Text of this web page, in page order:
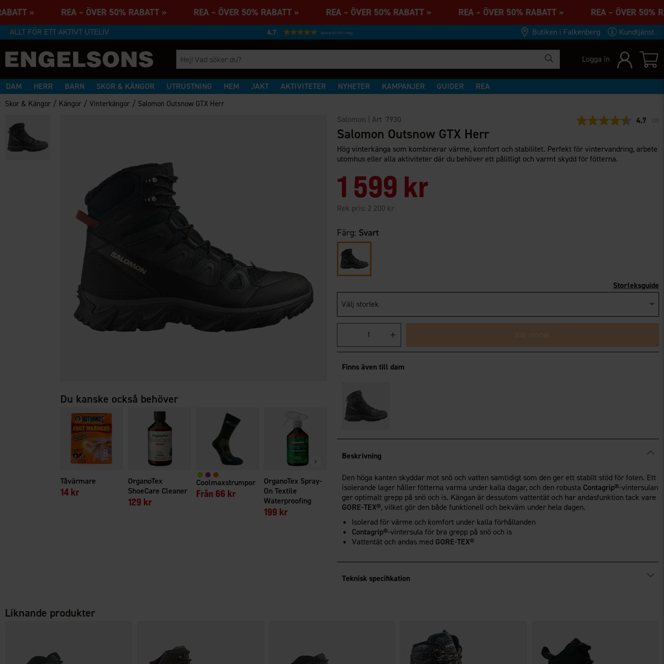
» REA – ÖVER 50% RABATT » REA – ÖVER 50% RABATT » REA – ÖVER 50% RABATT » REA – ÖVER 50% RABATT » REA – ÖVER
ALLT FÖR ETT AKTIVT UTELIV 4.7 Baserat på 27231 betyg Butiken i Falkenberg Kundtjänst
Logga in
DAM HERR BARN SKOR & KÄNGOR UTRUSTNING HEM JAKT AKTIVITETER NYHETER KAMPANJER GUIDER REA
Skor & Kängor / Kängor /Vinterkängor / Salomon Outsnow GTX Herr
Du kanske också behöver
Tåvärmare
14 kr
OrganoTex
ShoeCare Cleaner
129 kr
Coolmaxstrumpor
Från 66 kr
OrganoTex Spray-
On Textile
Waterproofing
199 kr
Therm-ic Dryer
Salomon | Art 7930 4.7 ( 3
Salomon Outsnow GTX Herr
Hög vinterkänga som kombinerar värme, komfort och stabilitet. Perfekt för vintervandring, arbete
utomhus eller alla aktiviteter där du behöver ett pålitligt och varmt skydd för fötterna.
1 599 kr
Rek pris: 2 200 kr
Färg: Svart
Storleksguide
Välj storlek
Välj storlek
Finns även till dam
Beskrivning
Den höga kanten skyddar mot snö och vatten samtidigt som den ger ett stabilt stöd för foten. Ett
isolerande lager håller fötterna varma under kalla dagar, och den robusta Contagrip®-vintersulan
ger optimalt grepp på snö och is. Kängan är dessutom vattentät och har andasfunktion tack vare
GORE-TEX®, vilket gör den både funktionell och bekväm under hela dagen.
Isolerad för värme och komfort under kalla förhållanden
Contagrip®-vintersula för bra grepp på snö och is
Vattentät och andas med GORE-TEX®
Teknisk specifikation
Liknande produkter